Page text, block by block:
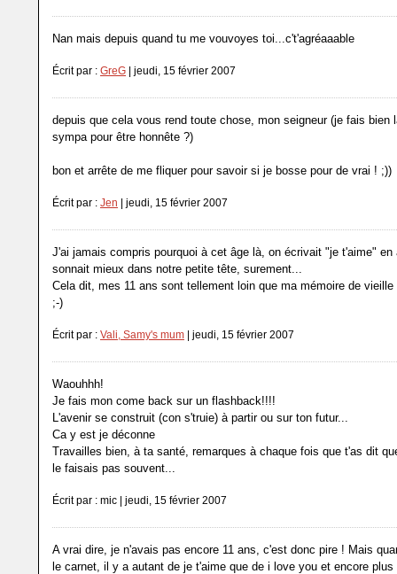
Nan mais depuis quand tu me vouvoyes toi...c't'agréaaable
Écrit par : GreG | jeudi, 15 février 2007
depuis que cela vous rend toute chose, mon seigneur (je fais bien
sympa pour être honnête ?)
bon et arrête de me fliquer pour savoir si je bosse pour de vrai ! ;))
Écrit par : Jen | jeudi, 15 février 2007
J'ai jamais compris pourquoi à cet âge là, on écrivait "je t'aime" en
sonnait mieux dans notre petite tête, surement...
Cela dit, mes 11 ans sont tellement loin que ma mémoire de
;-)
Écrit par : Vali, Samy's mum | jeudi, 15 février 2007
Waouhhh!
Je fais mon come back sur un flashback!!!!
L'avenir se construit (con s'truie) à partir ou sur ton futur...
Ca y est je déconne
Travailles bien, à ta santé, remarques à chaque fois que t'as dit
le faisais pas souvent...
Écrit par : mic | jeudi, 15 février 2007
A vrai dire, je n'avais pas encore 11 ans, c'est donc pire ! Mais
le carnet, il y a autant de je t'aime que de i love you et encore plus